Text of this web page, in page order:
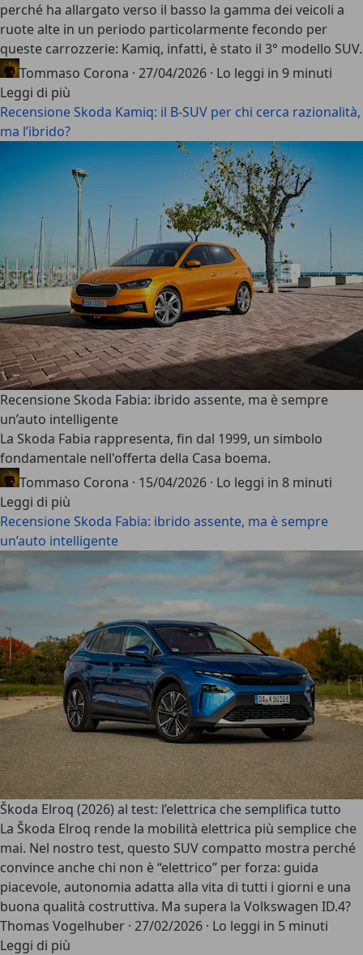
perché ha allargato verso il basso la gamma dei veicoli a
ruote alte in un periodo particolarmente fecondo per
queste carrozzerie: Kamiq, infatti, è stato il 3° modello SUV.
Tommaso Corona · 27/04/2026 · Lo leggi in 9 minuti
Leggi di più
Recensione Skoda Kamiq: il B-SUV per chi cerca razionalità,
ma l’ibrido?
Recensione Skoda Fabia: ibrido assente, ma è sempre
un’auto intelligente
La Skoda Fabia rappresenta, fin dal 1999, un simbolo
fondamentale nell'offerta della Casa boema.
Tommaso Corona · 15/04/2026 · Lo leggi in 8 minuti
Leggi di più
Recensione Skoda Fabia: ibrido assente, ma è sempre
un’auto intelligente
Škoda Elroq (2026) al test: l’elettrica che semplifica tutto
La Škoda Elroq rende la mobilità elettrica più semplice che
mai. Nel nostro test, questo SUV compatto mostra perché
convince anche chi non è “elettrico” per forza: guida
piacevole, autonomia adatta alla vita di tutti i giorni e una
buona qualità costruttiva. Ma supera la Volkswagen ID.4?
Thomas Vogelhuber · 27/02/2026 · Lo leggi in 5 minuti
Leggi di più